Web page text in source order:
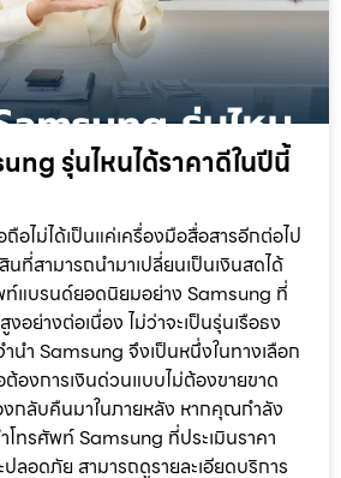
รุ่นไหนได้ราคาดีในปีนี้
อไม่ได้เป็นแค่เครื่องมือสื่อสารอีกต่อไป
ที่สามารถนำมาเปลี่ยนเป็นเงินสดได้
ท์แบรนด์ยอดนิยมอย่าง Samsung ที่
อย่างต่อเนื่อง ไม่ว่าจะเป็นรุ่นเรือธง
นำ Samsung จึงเป็นหนึ่งในทางเลือก
องการเงินด่วนแบบไม่ต้องขายขาด
งกลับคืนมาในภายหลัง หากคุณกำลัง
โทรศัพท์ Samsung ที่ประเมินราคา
ลอดภัย สามารถดูรายละเอียดบริการ